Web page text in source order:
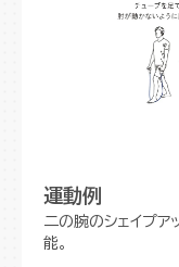
運動例
二の腕のシェイプ
能。